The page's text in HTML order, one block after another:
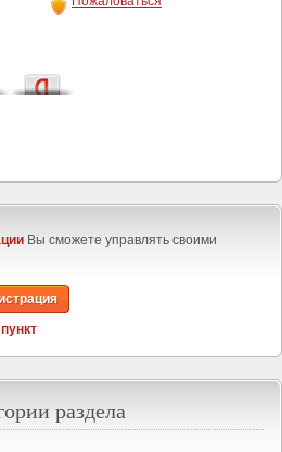
Вы сможете управлять своими
раздела